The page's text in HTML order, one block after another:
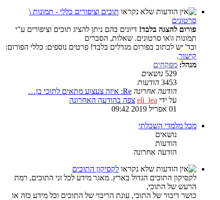
תוכים וציפורים כללי - תמונות \
סרטונים
פורום להצגה בלבד! דיונים בהם ניתן להציג תוכים וציפורים ע"י
תמונות ו\או סרטונים. שאלות, הסברים
וכד' יש לכתוב בפורום מגדלים בלבד! פרטים נוספים: כללי הפורום:
קישור.
מנהל: מפקחים
529 נושאים
3453 הודעות
הודעה אחרונה Re: איזה צעצוע מתאים לתוכי בן…
על ידי eli_lea צפה בהודעה האחרונה
01 אפריל 2019 09:42
מכל מלמדי השכלתי
נושאים
הודעות
הודעה אחרונה
לקסיקון התוכים
לקסיקון התוכים הגדול בארץ. מאגר מידע לכל זני התוכים, רמת
הרעש של התוכי,
כושר דיבור של התוכי, עונת הריבוי של התוכים וכל מידע כזה או